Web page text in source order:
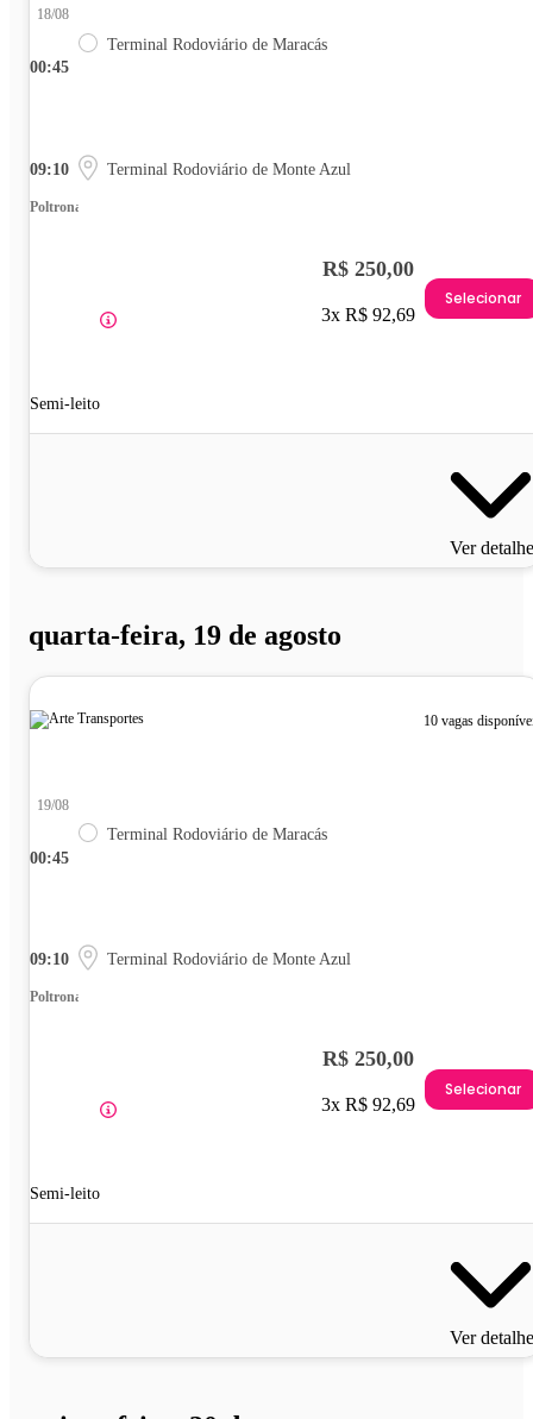
00:45
18/08
Terminal Rodoviário de Maracás
09:10 Terminal Rodoviário de Monte Azul
Poltrona
Semi-leito
R$ 250,00
3x R$ 92,69
Selecionar
Ver
quarta-feira, 19 de agosto
10 vagas
00:45
19/08
Terminal Rodoviário de Maracás
09:10 Terminal Rodoviário de Monte Azul
Poltrona
Semi-leito
R$ 250,00
3x R$ 92,69
Selecionar
Ver